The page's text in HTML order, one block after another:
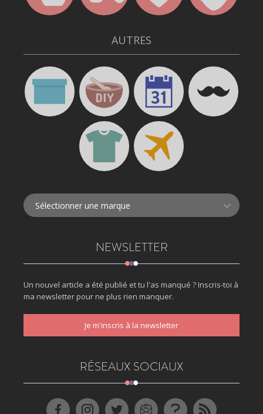
AUTRES
NEWSLETTER
Un nouvel article a été publié et tu l'as manqué ? Inscris-toi à
ma newsletter pour ne plus rien manquer.
Je m'inscris à la newsletter
RÉSEAUX SOCIAUX